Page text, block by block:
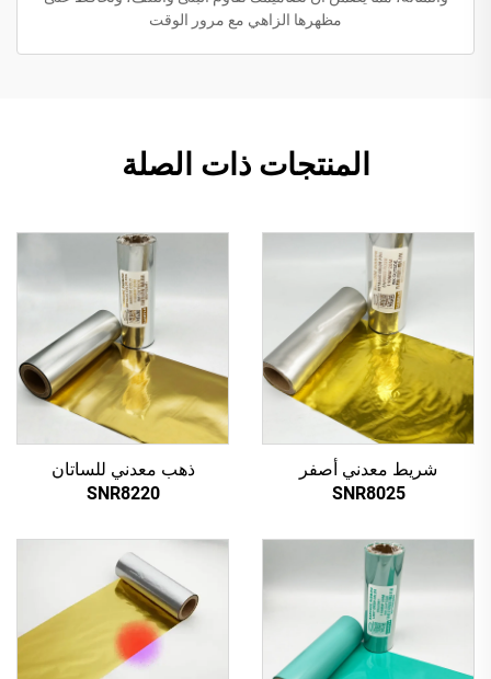
مظهرها الزاهي مع مرور الوقت
المنتجات ذات الصلة
شريط معدني أصفر
SNR8025
ذهب معدني للساتان
SNR8220